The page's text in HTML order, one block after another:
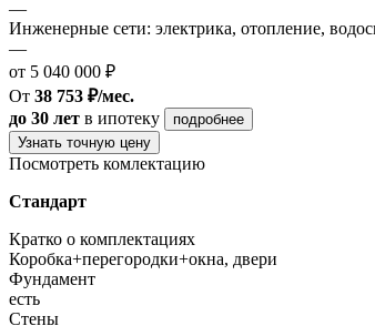
—
Инженерные сети: электрика, отопление,
—
от 5 040 000 ₽
От 38 753 ₽/мес.
до 30 лет в ипотеку
подробнее
Узнать точную цену
Посмотреть комлектацию
Стандарт
Кратко о комплектациях
Коробка+перегородки+окна, двери
Фундамент
есть
Стены